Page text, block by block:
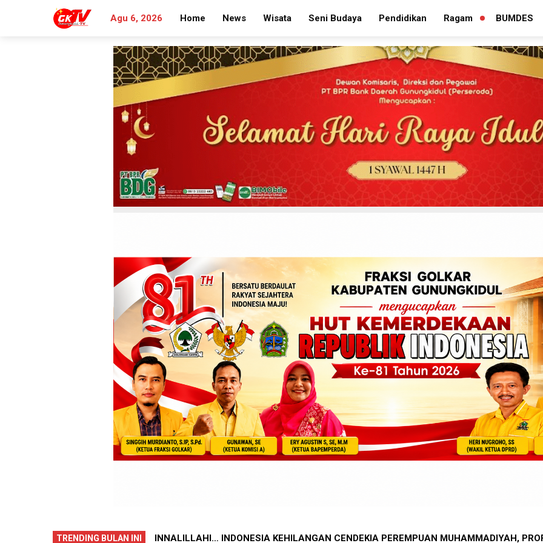
Agu 6, 2026 Home News Wisata Seni Budaya Pendidikan Ragam
PERLUAS
BUMDES
TRENDING BULAN INI
PROF. DR.
AIR MATA HARU DAN SENYUM BAHAGIA WARNAI HARI PERTAMA MPLS SDN Wonosari